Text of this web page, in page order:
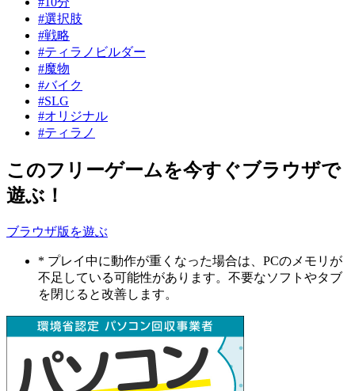
#選択肢
#戦略
#ティラノビルダー
#魔物
#バイク
#SLG
#オリジナル
#ティラノ
このフリーゲームを今すぐブラウザで
遊ぶ！
ブラウザ版を遊ぶ
* プレイ中に動作が重くなった場合は、PCのメモリが
不足している可能性があります。不要なソフトやタブ
を閉じると改善します。